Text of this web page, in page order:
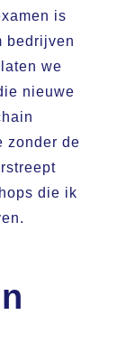
is
bedrijven
we
nieuwe
zonder de
die ik